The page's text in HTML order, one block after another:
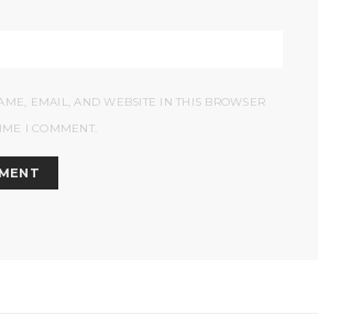
EMAIL, AND WEBSITE IN THIS BROWSER
I COMMENT.